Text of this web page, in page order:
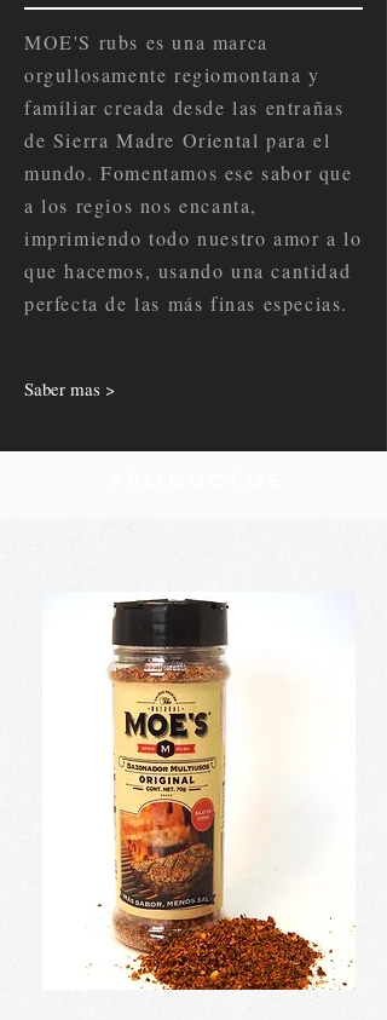
MOE'S rubs es una marca
orgullosamente regiomontana y
familiar creada desde las entrañas
de Sierra Madre Oriental para el
mundo. Fomentamos ese sabor que
a los regios nos encanta,
imprimiendo todo nuestro amor a lo
que hacemos, usando una cantidad
perfecta de las más finas especias.
Saber mas >